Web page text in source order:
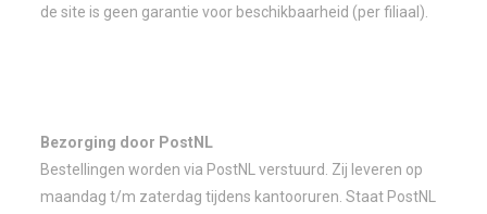
de site is geen garantie voor beschikbaarheid (per filiaal).
Bezorging door PostNL
Bestellingen worden via PostNL verstuurd. Zij leveren op
maandag t/m zaterdag tijdens kantooruren. Staat PostNL